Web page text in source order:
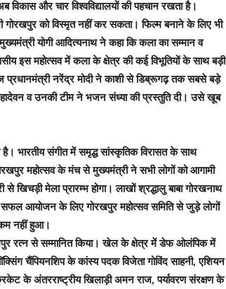
और चार विश्वविद्यालयों की पहचान रखता है।
गोरखपुर को विस्मृत नहीं कर सकता। फिल्म बनाने के लिए भी
मुख्यमंत्री योगी आदित्यनाथ ने कहा कि कला का सम्मान व
इस महोत्सव में कला के क्षेत्र की कई विभूतियों के साथ बड़ी
प्रधानमंत्री नरेंद्र मोदी ने काशी से डिब्रूगढ़ तक सबसे बड़े
व उनकी टीम ने भजन संध्या की प्रस्तुति दी। उसे खूब
है। भारतीय संगीत में समृद्ध सांस्कृतिक विरासत के साथ
महोत्सव के मंच से मुख्यमंत्री ने सभी लोगों को आगामी
मेला प्रारम्भ होगा। लाखों श्रद्धालु बाबा गोरखनाथ
आयोजन के लिए गोरखपुर महोत्सव समिति से जुड़े लोगों
नहीं हुआ।
रत्न से सम्मानित किया। खेल के क्षेत्र में डेफ ओलंपिक में
चैंपियनशिप के कांस्य पदक विजेता गोविंद साहनी, एशियन
के अंतरराष्ट्रीय खिलाड़ी अमन राज, पर्यावरण संरक्षण के